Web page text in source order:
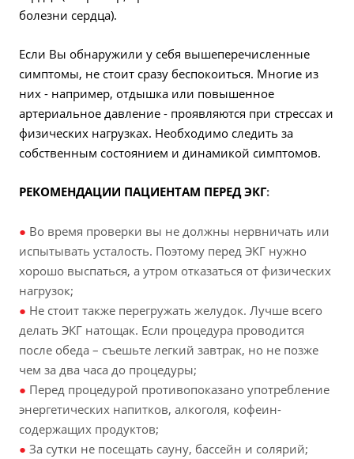
болезни сердца).
Если Вы обнаружили у себя вышеперечисленные
симптомы, не стоит сразу беспокоиться. Многие из
них - например, отдышка или повышенное
артериальное давление - проявляются при стрессах и
физических нагрузках. Необходимо следить за
собственным состоянием и динамикой симптомов.
РЕКОМЕНДАЦИИ ПАЦИЕНТАМ ПЕРЕД ЭКГ:
● Во время проверки вы не должны нервничать или
испытывать усталость. Поэтому перед ЭКГ нужно
хорошо выспаться, а утром отказаться от физических
нагрузок;
● Не стоит также перегружать желудок. Лучше всего
делать ЭКГ натощак. Если процедура проводится
после обеда – съешьте легкий завтрак, но не позже
чем за два часа до процедуры;
● Перед процедурой противопоказано употребление
энергетических напитков, алкоголя, кофеин-
содержащих продуктов;
● За сутки не посещать сауну, бассейн и солярий;